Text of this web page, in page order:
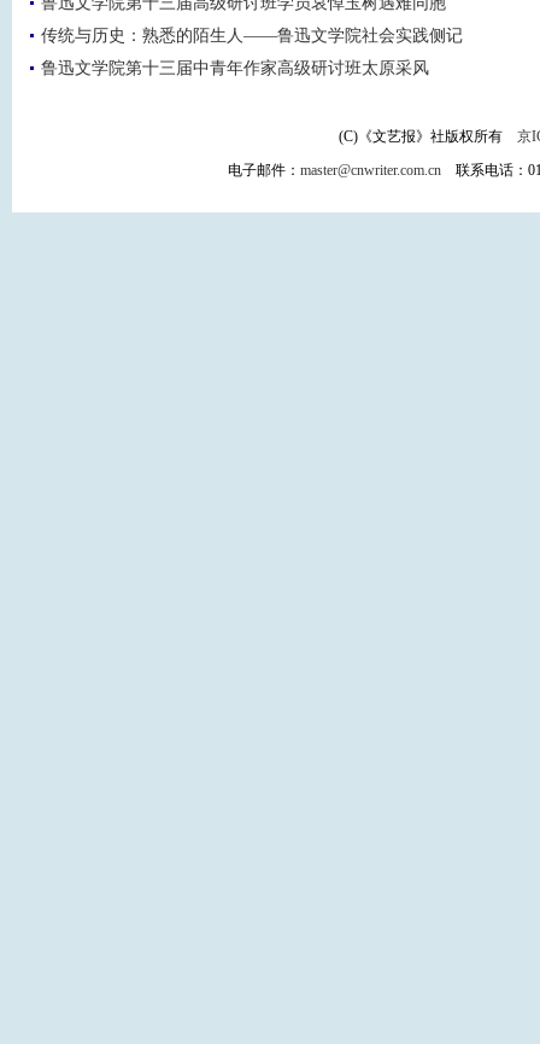
传统与历史：熟悉的陌生人——鲁迅文学院社会实践侧记
鲁迅文学院第十三届中青年作家高级研讨班太原采风
(C)《文艺报》社版权所有 京
电子邮件： master@cnwriter.com.cn联系电话：